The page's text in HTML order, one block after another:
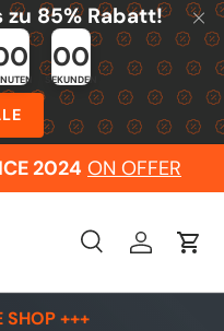
85% Rabatt!
00
SEKUNDEN
2024 ON OFFER
SearchLog inCart
SHOP +++